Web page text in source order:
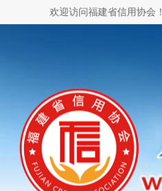
欢迎访问福建省信用协会！